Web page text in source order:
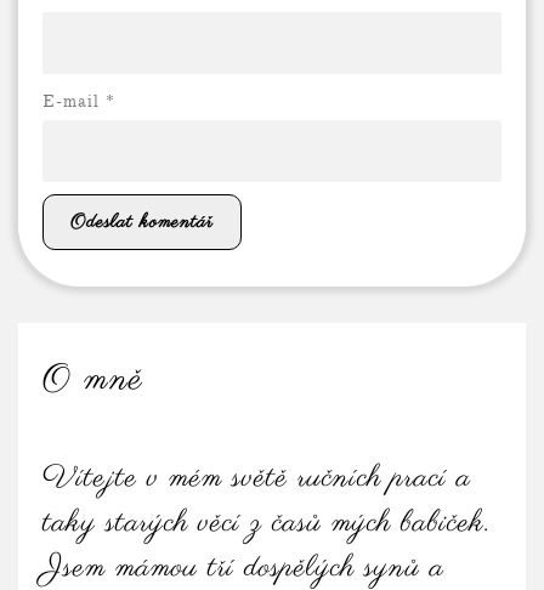
E-mail *
O mně
Vítejte v mém světě ručních prací a
taky starých věcí z časů mých babiček.
Jsem mámou tří dospělých synů a